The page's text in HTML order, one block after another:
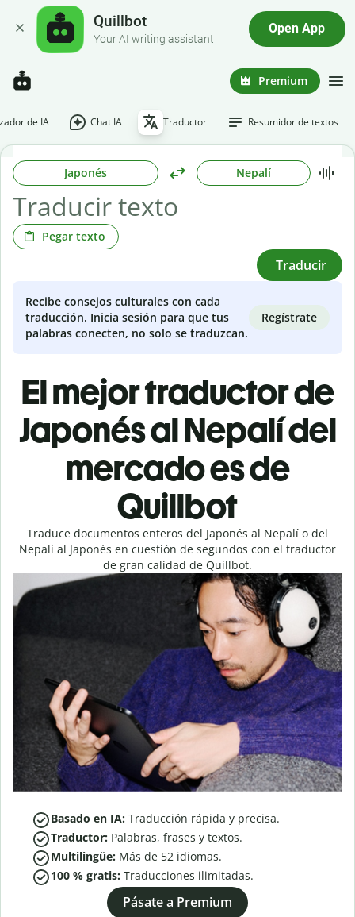
Quillbot
Your AI writing assistant
Open App
Premium
de IA Chat IA Traductor Resumidor de textos
Japonés Nepalí
Pegar texto
Traducir
Recibe consejos culturales con cada
traducción. Inicia sesión para que tus
palabras conecten, no solo se traduzcan.
Regístrate
El mejor traductor de
Japonés al Nepalí del
mercado es de
Quillbot
Traduce documentos enteros del Japonés al Nepalí o del
Nepalí al Japonés en cuestión de segundos con el traductor
de gran calidad de Quillbot.
Basado en IA: Traducción rápida y precisa.
Traductor: Palabras, frases y textos.
Multilingüe: Más de 52 idiomas.
100 % gratis: Traducciones ilimitadas.
Pásate a Premium